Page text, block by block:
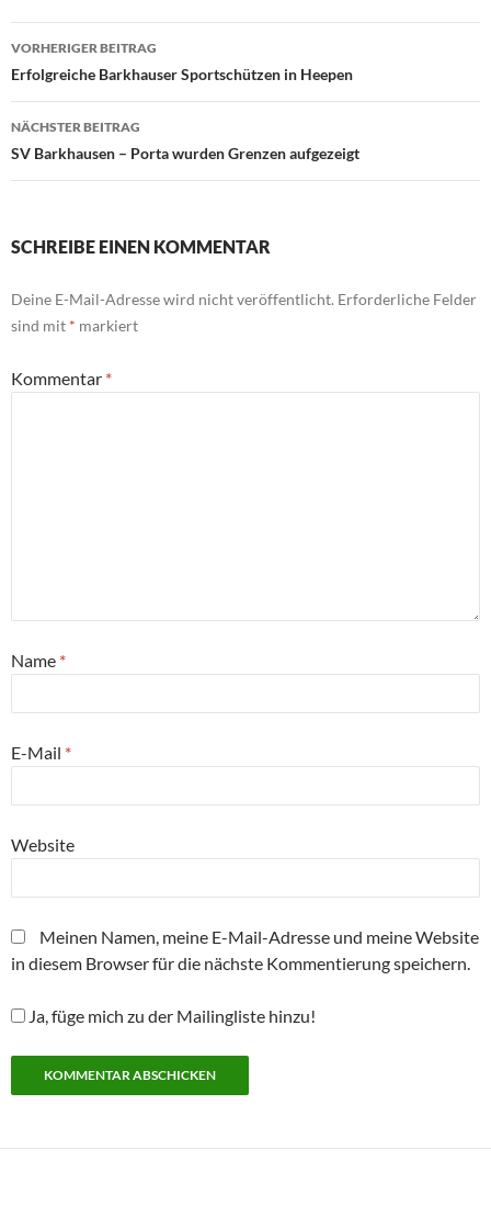
Beitrags-
Navigation
VORHERIGER BEITRAG
Erfolgreiche Barkhauser Sportschützen in Heepen
NÄCHSTER BEITRAG
SV Barkhausen – Porta wurden Grenzen aufgezeigt
SCHREIBE EINEN KOMMENTAR
Deine E-Mail-Adresse wird nicht veröffentlicht. Erforderliche Felder
sind mit * markiert
Kommentar *
Name *
E-Mail *
Website
Meinen Namen, meine E-Mail-Adresse und meine Website
in diesem Browser für die nächste Kommentierung speichern.
Ja, füge mich zu der Mailingliste hinzu!